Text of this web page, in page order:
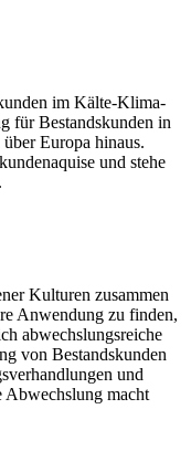
im Kälte-Klima-
für Bestandskunden in
Europa hinaus.
und stehe
Kulturen zusammen
Anwendung zu finden,
abwechslungsreiche
von Bestandskunden
und
Abwechslung macht